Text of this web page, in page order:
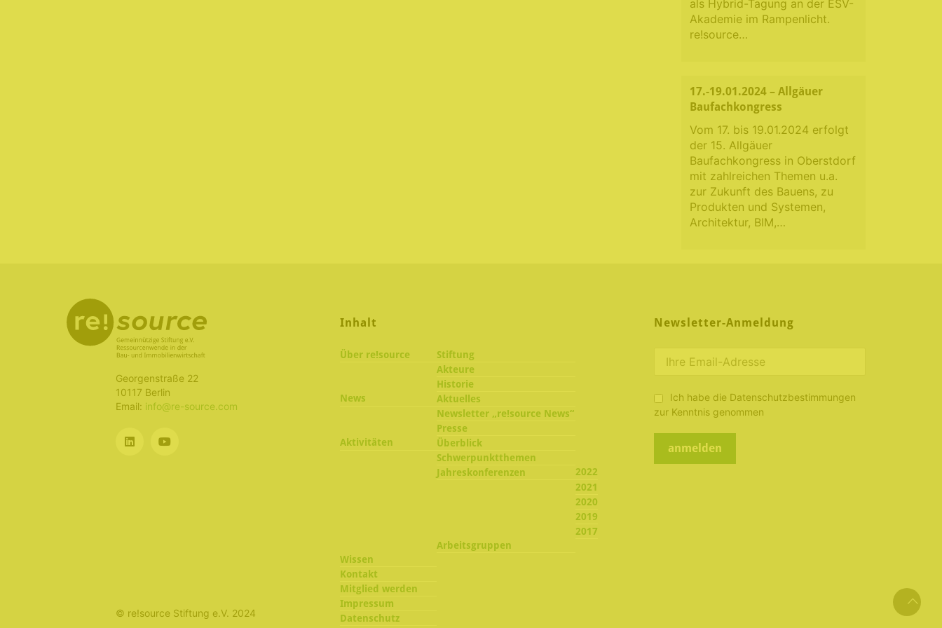
als Hybrid-Tagung an der ESV-
Akademie im Rampenlicht.
re!source…
17.-19.01.2024 – Allgäuer
Baufachkongress
Vom 17. bis 19.01.2024 erfolgt
der 15. Allgäuer
Baufachkongress in Oberstdorf
mit zahlreichen Themen u.a.
zur Zukunft des Bauens, zu
Produkten und Systemen,
Architektur, BIM,…
Georgenstraße 22
10117 Berlin
Email: info@re-source.com
Inhalt
Über re!source
Stiftung
Akteure
Historie
News
Aktuelles
Newsletter „re!source News“
Presse
Aktivitäten
Überblick
Schwerpunktthemen
Jahreskonferenzen
2022
2021
2020
2019
2017
Arbeitsgruppen
Wissen
Kontakt
Mitglied werden
Impressum
Datenschutz
Newsletter-Anmeldung
Ich habe die Datenschutzbestimmungen
zur Kenntnis genommen
© re!source Stiftung e.V. 2024